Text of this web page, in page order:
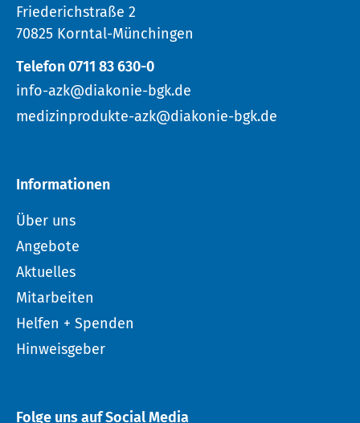
Friederichstraße 2
70825 Korntal-Münchingen
Telefon 0711 83 630-0
info-azk@diakonie-bgk.de
medizinprodukte-azk@diakonie-bgk.de
Informationen
Über uns
Angebote
Aktuelles
Mitarbeiten
Helfen + Spenden
Hinweisgeber
Folge uns auf Social Media